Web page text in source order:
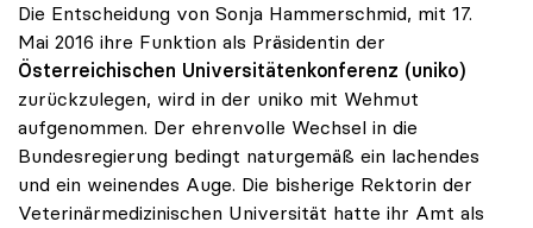
Die Entscheidung von Sonja Hammerschmid, mit 17.
Mai 2016 ihre Funktion als Präsidentin der
Österreichischen Universitätenkonferenz (uniko)
zurückzulegen, wird in der uniko mit Wehmut
aufgenommen. Der ehrenvolle Wechsel in die
Bundesregierung bedingt naturgemäß ein lachendes
und ein weinendes Auge. Die bisherige Rektorin der
Veterinärmedizinischen Universität hatte ihr Amt als